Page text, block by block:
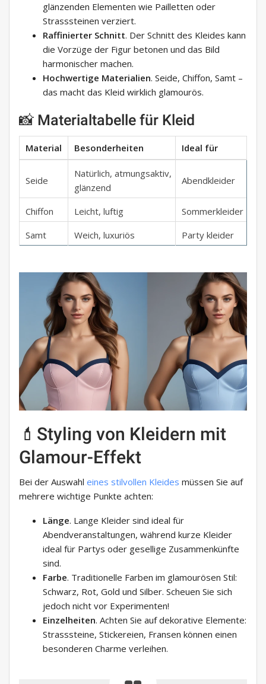
glänzenden Elementen wie Pailletten oder
Strasssteinen verziert.
Raffinierter Schnitt. Der Schnitt des Kleides kann
die Vorzüge der Figur betonen und das Bild
harmonischer machen.
Hochwertige Materialien. Seide, Chiffon, Samt –
das macht das Kleid wirklich glamourös.
📸 Materialtabelle für Kleid
Material Besonderheiten Ideal für
Seide
Natürlich, atmungsaktiv,
glänzend
Abendkleider
Chiffon Leicht, luftig
Sommerkleider
Samt
Weich, luxuriös Party kleider
💄Styling von Kleidern mit
Glamour-Effekt
Bei der Auswahl eines stilvollen Kleides müssen Sie auf
mehrere wichtige Punkte achten:
Länge. Lange Kleider sind ideal für
Abendveranstaltungen, während kurze Kleider
ideal für Partys oder gesellige Zusammenkünfte
sind.
Farbe. Traditionelle Farben im glamourösen Stil:
Schwarz, Rot, Gold und Silber. Scheuen Sie sich
jedoch nicht vor Experimenten!
Einzelheiten. Achten Sie auf dekorative Elemente:
Strasssteine, Stickereien, Fransen können einen
besonderen Charme verleihen.